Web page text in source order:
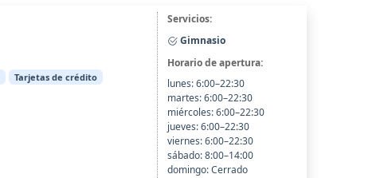
Tarjetas de crédito
Servicios:
Gimnasio
Horario de apertura:
lunes: 6:00–22:30
martes: 6:00–22:30
miércoles: 6:00–22:30
jueves: 6:00–22:30
viernes: 6:00–22:30
sábado: 8:00–14:00
domingo: Cerrado